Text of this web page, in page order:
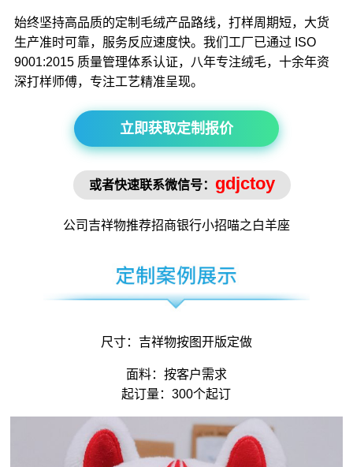
始终坚持高品质的定制毛绒产品路线，打样周期短，大货
生产准时可靠，服务反应速度快。我们工厂已通过 ISO
9001:2015 质量管理体系认证，八年专注绒毛，十余年资
深打样师傅，专注工艺精准呈现。
立即获取定制报价
或者快速联系微信号： gdjctoy
公司吉祥物推荐招商银行小招喵之白羊座
尺寸： 吉祥物按图开版定做
面料：按客户需求
起订量：300个起订